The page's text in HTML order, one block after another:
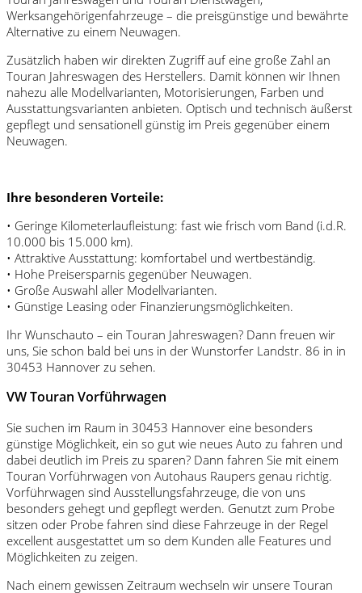
Werksangehörigenfahrzeuge – die preisgünstige und bewährte
Alternative zu einem Neuwagen.
Zusätzlich haben wir direkten Zugriff auf eine große Zahl an
Touran Jahreswagen des Herstellers. Damit können wir Ihnen
nahezu alle Modellvarianten, Motorisierungen, Farben und
Ausstattungsvarianten anbieten. Optisch und technisch äußerst
gepflegt und sensationell günstig im Preis gegenüber einem
Neuwagen.
Ihre besonderen Vorteile:
• Geringe Kilometerlaufleistung: fast wie frisch vom Band (i.d.R.
10.000 bis 15.000 km).
• Attraktive Ausstattung: komfortabel und wertbeständig.
• Hohe Preisersparnis gegenüber Neuwagen.
• Große Auswahl aller Modellvarianten.
• Günstige Leasing oder Finanzierungsmöglichkeiten.
Ihr Wunschauto – ein Touran Jahreswagen? Dann freuen wir
uns, Sie schon bald bei uns in der Wunstorfer Landstr. 86 in in
30453 Hannover zu sehen.
VW Touran Vorführwagen
Sie suchen im Raum in 30453 Hannover eine besonders
günstige Möglichkeit, ein so gut wie neues Auto zu fahren und
dabei deutlich im Preis zu sparen? Dann fahren Sie mit einem
Touran Vorführwagen von Autohaus Raupers genau richtig.
Vorführwagen sind Ausstellungsfahrzeuge, die von uns
besonders gehegt und gepflegt werden. Genutzt zum Probe
sitzen oder Probe fahren sind diese Fahrzeuge in der Regel
excellent ausgestattet um so dem Kunden alle Features und
Möglichkeiten zu zeigen.
Nach einem gewissen Zeitraum wechseln wir unsere Touran